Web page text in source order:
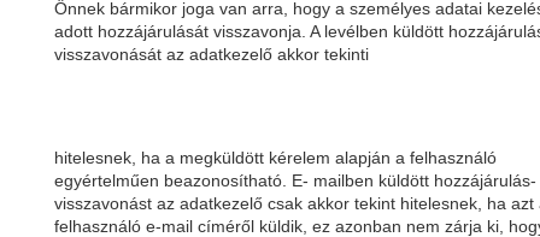
Önnek bármikor joga van arra, hogy a személyes adatai
adott hozzájárulását visszavonja. A levélben küldött
visszavonását az adatkezelő akkor tekinti
hitelesnek, ha a megküldött kérelem alapján a felhasználó
egyértelműen beazonosítható. E- mailben küldött hozzájárulás-
visszavonást az adatkezelő csak akkor tekint hitelesnek, ha azt
felhasználó e-mail címéről küldik, ez azonban nem zárja ki,